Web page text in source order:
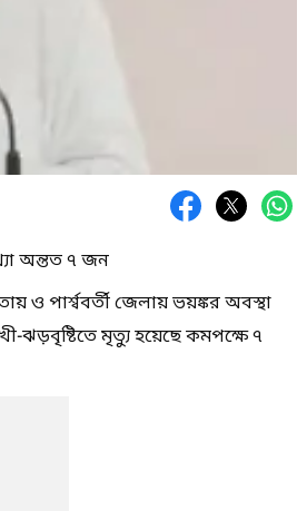
অন্তত ৭ জন
পার্শ্ববর্তী জেলায় ভয়ঙ্কর অবস্থা
ঝড়বৃষ্টিতে মৃত্যু হয়েছে কমপক্ষে ৭